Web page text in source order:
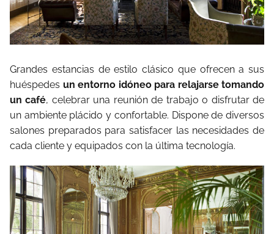
Grandes estancias de estilo clásico que ofrecen a sus
huéspedes un entorno idóneo para relajarse tomando
un café, celebrar una reunión de trabajo o disfrutar de
un ambiente plácido y confortable. Dispone de diversos
salones preparados para satisfacer las necesidades de
cada cliente y equipados con la última tecnología.